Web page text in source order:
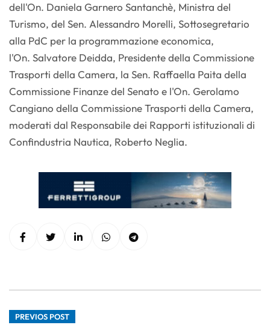
dell'On. Daniela Garnero Santanchè, Ministra del
Turismo, del Sen. Alessandro Morelli, Sottosegretario
alla PdC per la programmazione economica,
l'On. Salvatore Deidda, Presidente della Commissione
Trasporti della Camera, la Sen. Raffaella Paita della
Commissione Finanze del Senato e l'On. Gerolamo
Cangiano della Commissione Trasporti della Camera,
moderati dal Responsabile dei Rapporti istituzionali di
Confindustria Nautica, Roberto Neglia.
PREVIOS POST